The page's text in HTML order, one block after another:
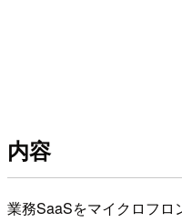
内容
業務SaaSをマイクロフロ